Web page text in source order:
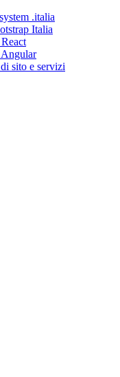
.italia
Italia
sito e servizi